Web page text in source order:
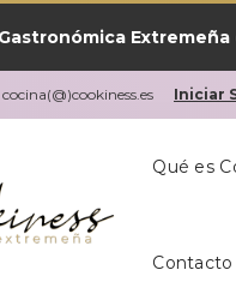
Extremeña
cocina(@)cookiness.es Iniciar
Qué es
Contacto
Recetas por